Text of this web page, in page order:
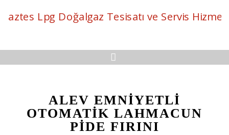
t
ALEV EMNİYETLİ
OTOMATİK LAHMACUN
PİDE FIRINI